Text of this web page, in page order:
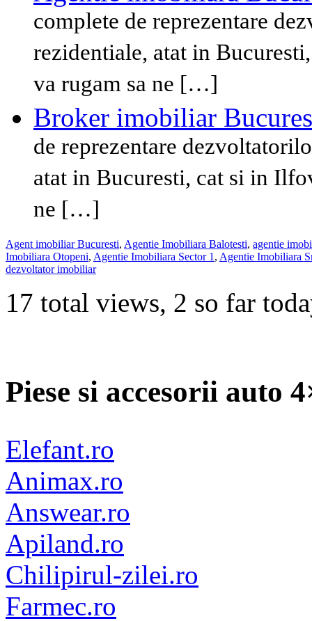
complete de reprezentare
rezidentiale, atat in
va rugam sa ne […]
Broker imobiliar
de reprezentare
atat in Bucuresti, cat si in
ne […]
Agent imobiliar Bucuresti, Agentie Imobiliara Balotesti, agentie
Imobiliara Otopeni, Agentie Imobiliara Sector 1 , Agentie Imobiliara
dezvoltator imobiliar
17 total views, 2 so far
Piese si accesorii auto
Elefant.ro
Animax.ro
Answear.ro
Apiland.ro
Chilipirul-zilei.ro
Farmec.ro